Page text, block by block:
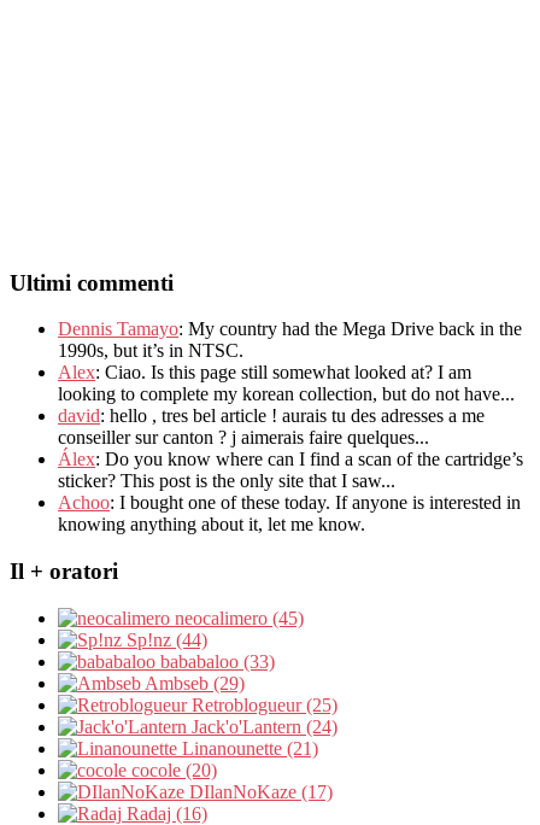
Ultimi commenti
Dennis Tamayo: My country had the Mega Drive back in the
1990s, but it’s in NTSC.
Alex: Ciao. Is this page still somewhat looked at? I am
looking to complete my korean collection, but do not have...
david: hello , tres bel article ! aurais tu des adresses a me
conseiller sur canton ? j aimerais faire quelques...
Álex: Do you know where can I find a scan of the cartridge’s
sticker? This post is the only site that I saw...
Achoo: I bought one of these today. If anyone is interested in
knowing anything about it, let me know.
Il + oratori
neocalimero (45)
Sp!nz (44)
bababaloo (33)
Ambseb (29)
Retroblogueur (25)
Jack'o'Lantern (24)
Linanounette (21)
cocole (20)
DIlanNoKaze (17)
Radaj (16)